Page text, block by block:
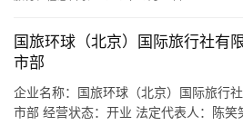
市
注册地址：陕西省西安市碑林区南二环
品）；旅…
国旅环球（北京）国际旅行社有
市部
企业名称：国旅环球（北京）国际旅行
市部 经营状态：开业 法定代表人：陈